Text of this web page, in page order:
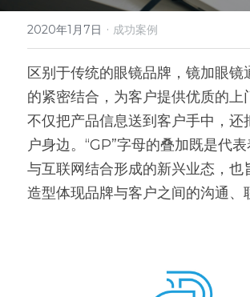
2020年1月7日 · 成功案例
区别于传统的眼镜品牌，镜加眼镜
的紧密结合，为客户提供优质的上
不仅把产品信息送到客户手中，还
户身边。“GP”字母的叠加既是代
与互联网结合形成的新兴业态，也
造型体现品牌与客户之间的沟通、